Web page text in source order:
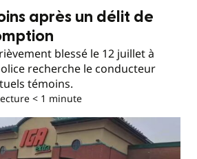
après un délit de
blessé le 12 juillet à
recherche le conducteur
témoins.
< 1 minute